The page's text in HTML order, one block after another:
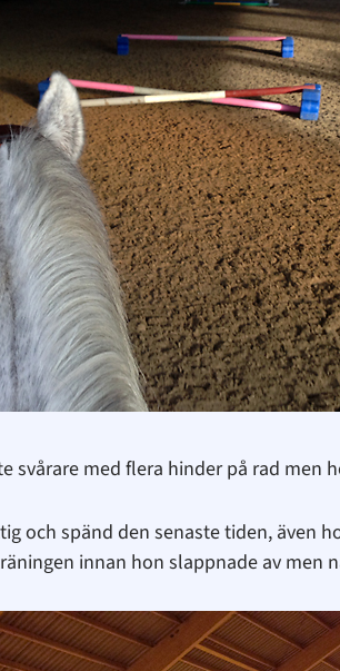
svårare med flera hinder på rad
och spänd den senaste tiden, även
innan hon slappnade av men